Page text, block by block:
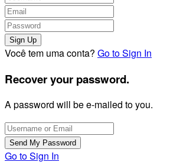
Você tem uma conta? Go to Sign In
Recover your password.
A password will be e-mailed to you.
Go to Sign In